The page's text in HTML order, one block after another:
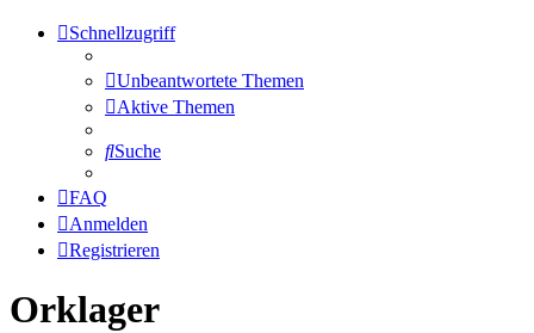
Schnellzugriff
Unbeantwortete Themen
Aktive Themen
Suche
FAQ
Anmelden
Registrieren
Orklager